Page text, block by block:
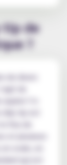
tip de
?
de divers
de
l’e-
tip est
flux de
et plusieurs
qui est